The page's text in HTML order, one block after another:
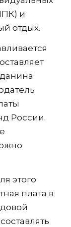
и
отдых.
России.
этого
плата в